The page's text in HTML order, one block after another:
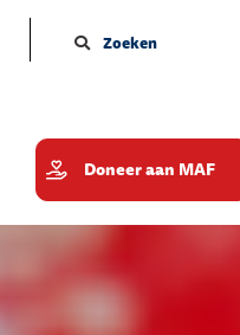
Zoeken
Doneer aan MAF